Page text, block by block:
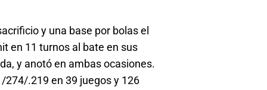
y una base por bolas el
en 11 turnos al bate en sus
y anotó en ambas ocasiones.
274/.219 en 39 juegos y 126